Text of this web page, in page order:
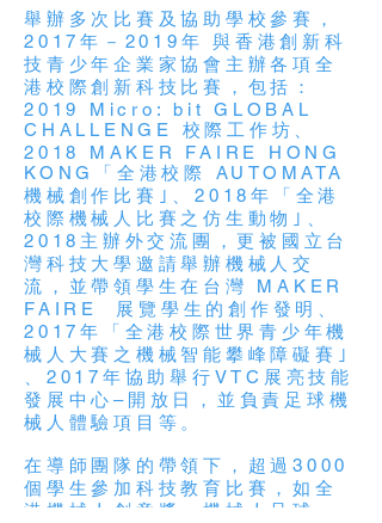
舉辦多次比賽及協助學校參賽，
2017年－2019年 與香港創新科
技青少年企業家協會主辦各項全
港校際創新科技比賽，包括：
2019 Micro: bit GLOBAL
CHALLENGE 校際工作坊、
2018 MAKER FAIRE HONG
KONG「全港校際 AUTOMATA
機械創作比賽｣、2018年「全港
校際機械人比賽之仿生動物｣、
2018主辦外交流團，更被國立台
灣科技大學邀請舉辦機械人交
流，並帶領學生在台灣 MAKER
FAIRE 展覽學生的創作發明、
2017年「全港校際世界青少年機
械人大賽之機械智能攀峰障礙賽｣
、2017年協助舉行VTC展亮技能
發展中心–開放日，並負責足球機
械人體驗項目等。
在導師團隊的帶領下，超過3000
個學生參加科技教育比賽，如全
港機械人創意獎、機械人足球